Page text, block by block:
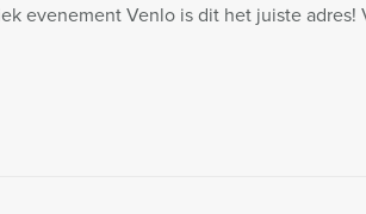
evenement Venlo is dit het juiste adres!